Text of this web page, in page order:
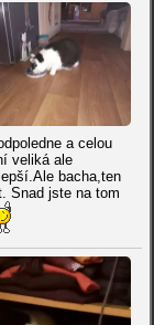
a celou
veliká ale
bacha,ten
Snad jste na tom